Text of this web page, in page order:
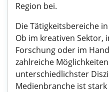
Region bei.
Die Tätigkeitsbereiche
Ob im kreativen Sektor,
Forschung oder im
zahlreiche
unterschiedlichster
Medienbranche ist